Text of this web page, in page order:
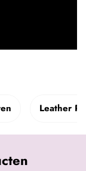
Leather